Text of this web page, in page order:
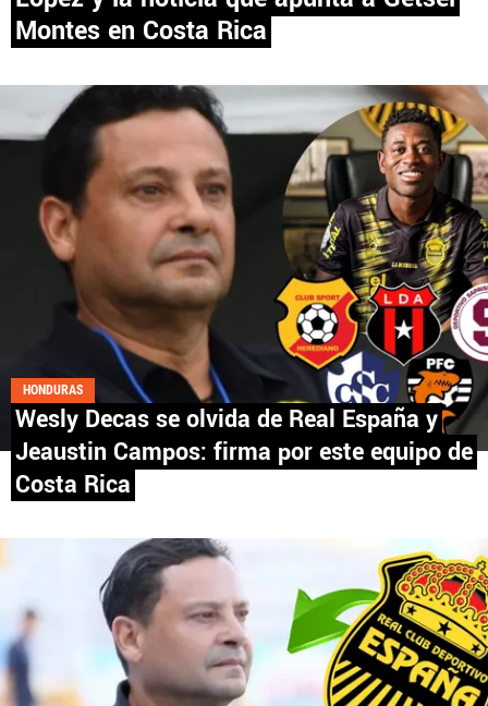
PANAMÁ
NICARAGUA
FÚTBOL INTERNACIONAL
QUIENES SOMOS | STAFF | CONTACTO
Términos y Condiciones
Políticas de Privacidad
Política Editorial
Ad Choices
una compañía perteneciente a Better Collective.
Todos los derechos reservados.
Montes en Costa Rica
HONDURAS
Wesly Decas se olvida de Real España y
Jeaustin Campos: firma por este equipo de
Costa Rica